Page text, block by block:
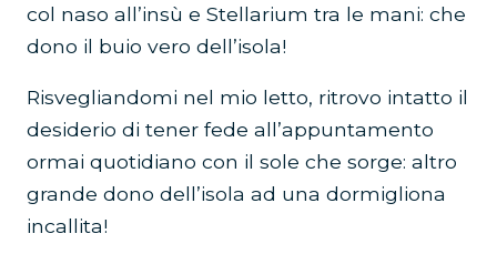
col naso all’insù e Stellarium tra le mani: che
dono il buio vero dell’isola!
Risvegliandomi nel mio letto, ritrovo intatto il
desiderio di tener fede all’appuntamento
ormai quotidiano con il sole che sorge: altro
grande dono dell’isola ad una dormigliona
incallita!